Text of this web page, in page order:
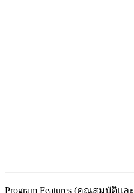
Program Features (คุณสมบัติแ